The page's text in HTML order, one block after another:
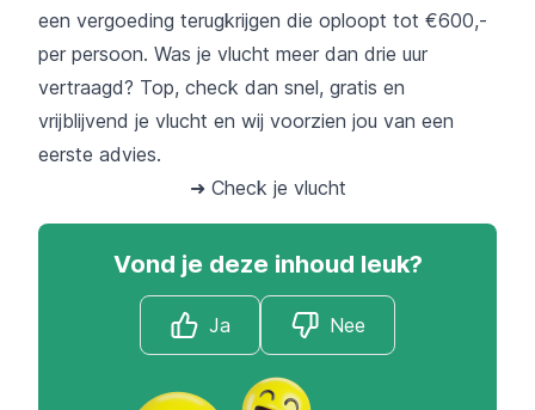
een vergoeding terugkrijgen die oploopt tot €600,-
per persoon. Was je vlucht meer dan drie uur
vertraagd? Top, check dan snel, gratis en
vrijblijvend je vlucht en wij voorzien jou van een
eerste advies.
➜ Check je vlucht
Vond je deze inhoud leuk?
Ja Nee